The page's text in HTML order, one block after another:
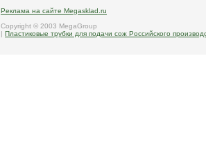
Реклама на сайте Megasklad.ru
Copyright © 2003 MegaGroup
| Пластиковые трубки для подачи сож Российского